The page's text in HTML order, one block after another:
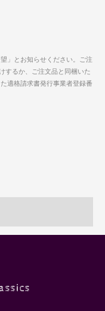
」とお知らせください。ご注
するか、ご注文品と同梱いた
適格請求書発行事業者登録番